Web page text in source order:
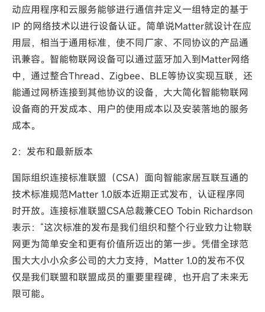
动应用程序和云服务能够进行通信并定义一组特定的基于
IP 的网络技术以进行设备认证。简单说Matter就设计在应
用层，相当于通用标准，使不同厂家、不同协议的产品通
讯兼容。智能物联网设备可以通过蓝牙加入到Matter网络
中，通过整合Thread、Zigbee、BLE等协议实现互联，还
能通过网桥连接到其他协议的设备，大大简化智能物联网
设备商的开发成本、用户的使用成本以及安装落地的服务
成本。
2：发布和最新版本
国际组织连接标准联盟（CSA）面向智能家居互联互通的
技术标准规范Matter 1.0版本近期正式发布，认证程序同
时开放。连接标准联盟CSA总裁兼CEO Tobin Richardson
表示：“这次标准的发布是我们组织和整个行业致力让物联
网更为简单安全和更有价值所迈出的第一步。凭借全球范
围大大小小众多公司的大力支持，Matter 1.0的发布不仅
仅是我们联盟和联盟成员的重要里程碑，也开启了未来无
限可能。